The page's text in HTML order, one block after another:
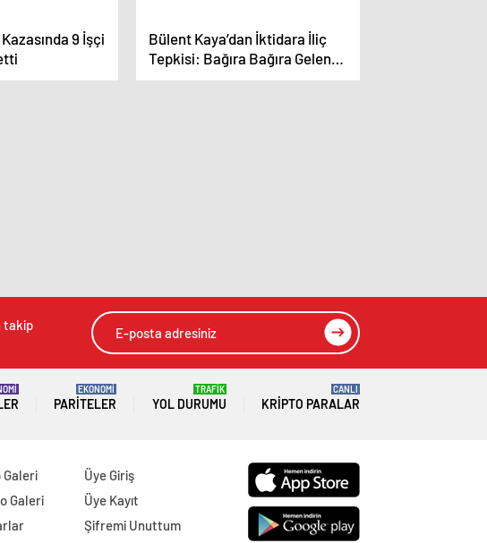
9 İşçi
Bülent Kaya’dan İktidara İliç
Tepkisi: Bağıra Bağıra Gelen
Bir Facia
takip
PARITELER
EKONOMİ
YOL DURUMU
TRAFİK
KRIPTO PARALAR
CANLI
Galeri
Galeri
Üye Giriş
Üye Kayıt
Şifremi Unuttum